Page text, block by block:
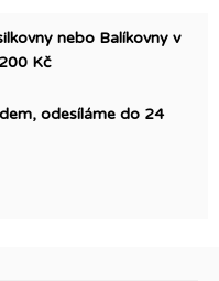
nebo Balíkovny v
Kč
odesíláme do 24